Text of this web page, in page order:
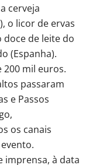
cerveja
o licor de ervas
doce de leite do
(Espanha).
200 mil euros.
passaram
e Passos
os canais
imprensa, à data